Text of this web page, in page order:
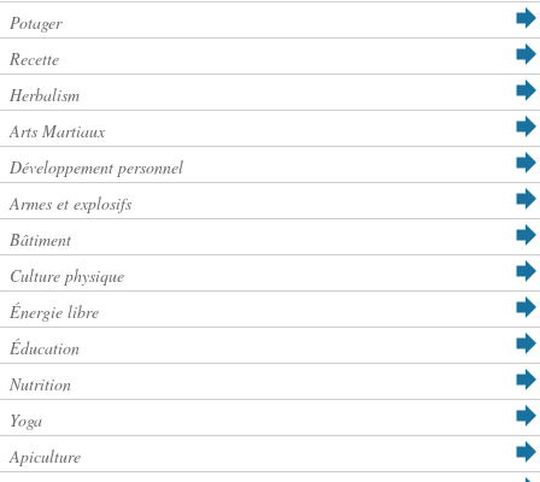
Potager
Recette
Herbalism
Arts Martiaux
Développement personnel
Armes et explosifs
Bâtiment
Culture physique
Énergie libre
Éducation
Nutrition
Yoga
Apiculture